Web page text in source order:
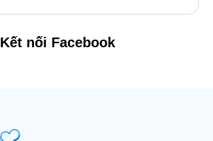
Kết nối Facebook